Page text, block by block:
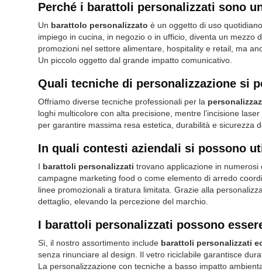
Perché i barattoli personalizzati sono
Un barattolo personalizzato è un oggetto di uso
impiego in cucina, in negozio o in ufficio, diventa un
promozioni nel settore alimentare, hospitality e retail, ma
Un piccolo oggetto dal grande impatto comunicativo.
Quali tecniche di personalizzazione si
Offriamo diverse tecniche professionali per la
loghi multicolore con alta precisione, mentre l’incisione laser
per garantire massima resa estetica, durabilità e sicurezza
In quali contesti aziendali si possono
I barattoli personalizzati trovano applicazione in
campagne marketing food o come elemento di arredo
linee promozionali a tiratura limitata. Grazie alla
dettaglio, elevando la percezione del marchio.
I barattoli personalizzati possono
Sì, il nostro assortimento include barattoli personalizzati
senza rinunciare al design. Il vetro riciclabile garantisce
La personalizzazione con tecniche a basso impatto